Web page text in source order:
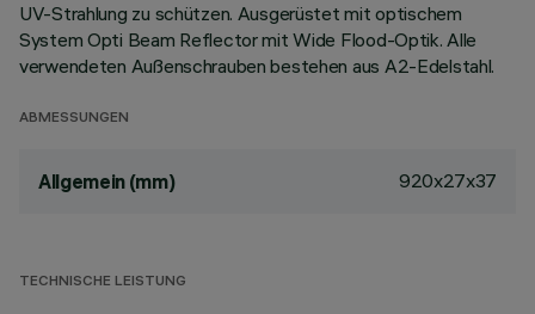
UV-Strahlung zu schützen. Ausgerüstet mit optischem
System Opti Beam Reflector mit Wide Flood-Optik. Alle
verwendeten Außenschrauben bestehen aus A2-Edelstahl.
ABMESSUNGEN
Allgemein (mm) 920x27x37
TECHNISCHE LEISTUNG